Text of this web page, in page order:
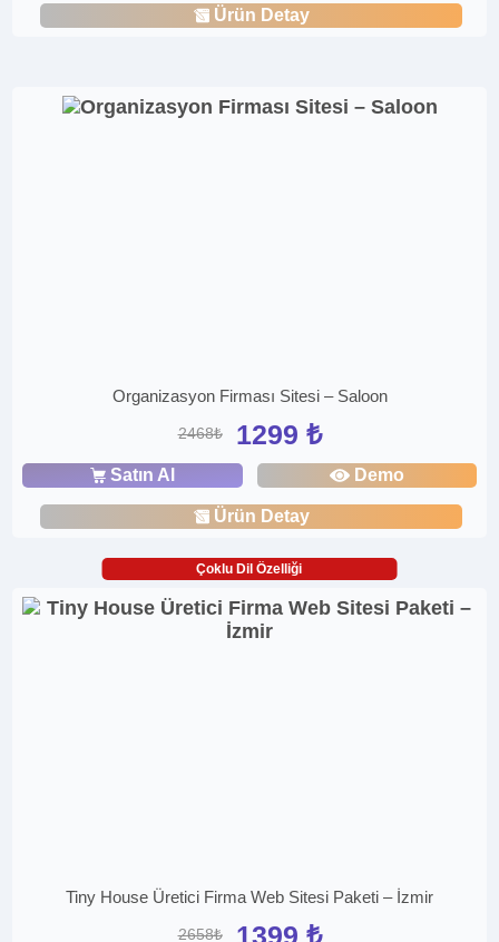
Ürün Detay
Organizasyon Firması Sitesi – Saloon
2468₺ 1299 ₺
Satın Al Demo
Ürün Detay
Çoklu Dil Özelliği
Tiny House Üretici Firma Web Sitesi Paketi – İzmir
2658₺ 1399 ₺